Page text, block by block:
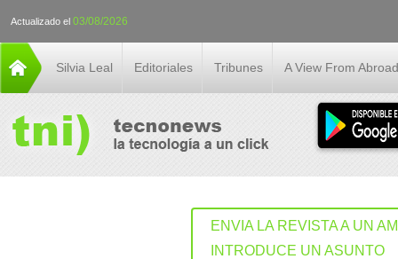
Actualizado el 03/08/2026
Silvia Leal Editoriales Tribunes A View From Abroad
ENVIA LA REVISTA A UN
INTRODUCE UN ASUNTO